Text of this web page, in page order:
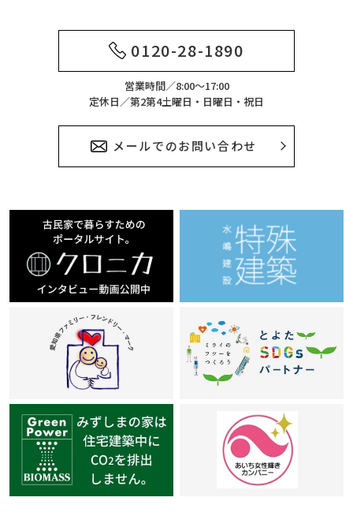
0120-28-1890
営業時間／8:00～17:00
定休日／第2第4土曜日・日曜日・祝日
メールでのお問い合わせ